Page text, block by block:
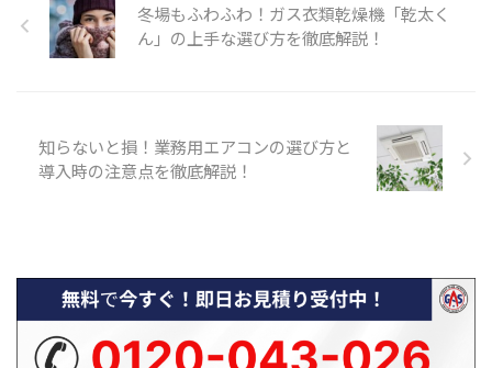
冬場もふわふわ！ガス衣類乾燥機「乾太く
ん」の上手な選び方を徹底解説！
知らないと損！業務用エアコンの選び方と
導入時の注意点を徹底解説！